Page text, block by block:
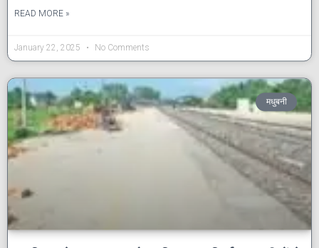
READ MORE »
January 22, 2025 No Comments
मधुबनी